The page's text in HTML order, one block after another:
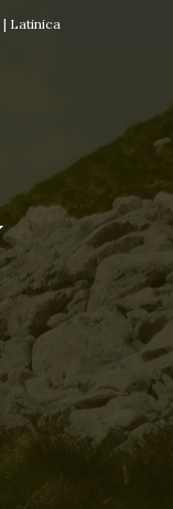
| Latinica